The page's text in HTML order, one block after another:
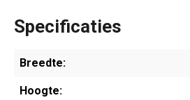
Specificaties
Breedte:
Hoogte: